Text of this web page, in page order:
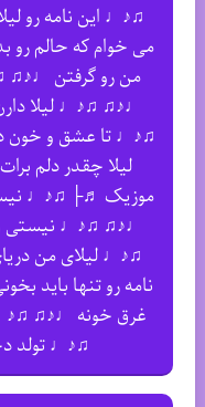
♫♪♩ این نامه رو
می خوام که حالم رو
من رو گرفتن ♩♪♫
♩♪♫ ♫♪♩ لیلا
♫♪♩ تا عشق و خون
لیلا چقدر دلم
موزیک ♬├ ♫♪♩
♩♪♫ ♫♪♩ نیستی
♫♪♩ لیلای من
نامه رو تنها باید
غرق خونه ♩♪♫
♫♪♩ تولد